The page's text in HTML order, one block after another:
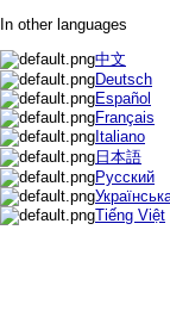
In other languages
中文
Deutsch
Español
Français
Italiano
日本語
Русский
Tiếng Việt